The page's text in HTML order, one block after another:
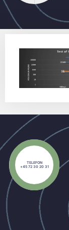
TELEFON
+45 72 30 20 31